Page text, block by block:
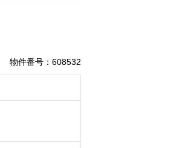
物件番号 ： 608532